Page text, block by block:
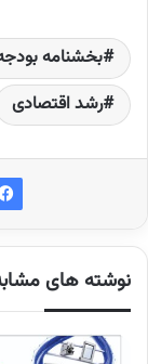
بخشنامه بودجه ۱۴۰۳ منتشر
رشد اقتصادی
نوشته های